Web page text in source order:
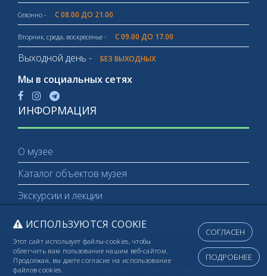
Сезонно - С 08.00 ДО 21.00
Вторник, среда, воскресенье - С 09.00 ДО 17.00
Выходной день - БЕЗ ВЫХОДНЫХ
Мы в социальных сетях
ИНФОРМАЦИЯ
О музее
Каталог объектов музея
Экскурсии и лекции
(C) 2019 Бухарский Музей-Заповедник
ИСПОЛЬЗУЮТСЯ COOKIE
Этот сайт использует файлы-cookies, чтобы
облегчить вам пользование нашим веб-сайтом.
Продолжая, вы даете согласие на использование
файлов cookies.
СОГЛАСЕН
ПОДРОБНЕЕ